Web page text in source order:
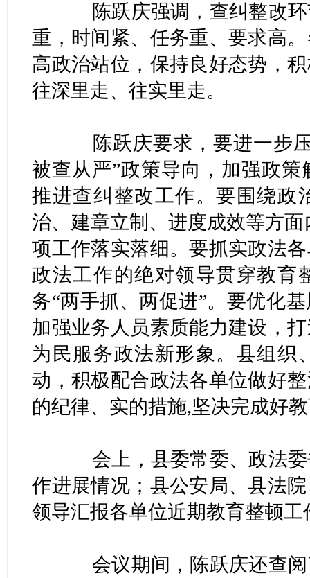
陈跃庆强调，查纠整改环
重，时间紧、任务重、要求高
高政治站位，保持良好态势，
往深里走、往实里走。
陈跃庆要求，要进一步压
被查从严”政策导向，加强政
推进查纠整改工作。要围绕政
治、建章立制、进度成效等方
项工作落实落细。要抓实政法
政法工作的绝对领导贯穿教育
务“两手抓、两促进”。要优化
加强业务人员素质能力建设，
为民服务政法新形象。县组织
动，积极配合政法各单位做好
的纪律、实的措施,坚决完成好
会上，县委常委、政法委
作进展情况；县公安局、县法
领导汇报各单位近期教育整顿工
会议期间，陈跃庆还查阅